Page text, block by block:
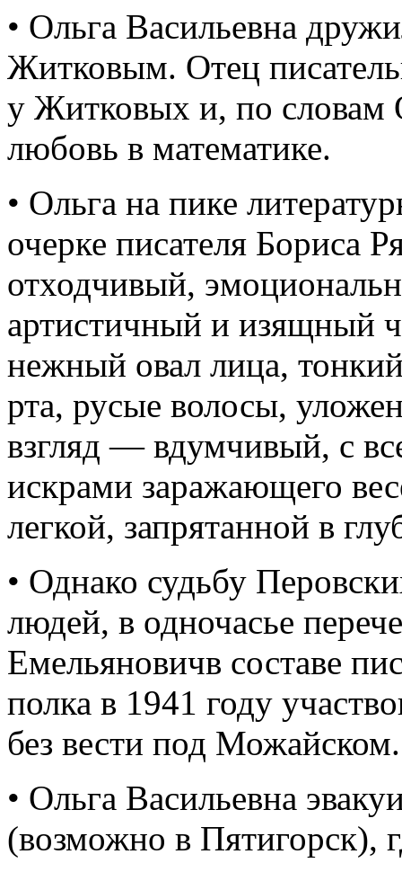
• Ольга Васильевна
Житковым. Отец
у Житковых и, по словам
любовь в математике.
• Ольга на пике
очерке писателя Бориса
отходчивый,
артистичный и изящный
нежный овал лица,
рта, русые волосы,
взгляд — вдумчивый, с
искрами заражающего
легкой, запрятанной в
• Однако судьбу
людей, в одночасье
Емельяновичв составе
полка в 1941 году
без вести под Можайском.
• Ольга Васильевна
(возможно в Пятигорск),